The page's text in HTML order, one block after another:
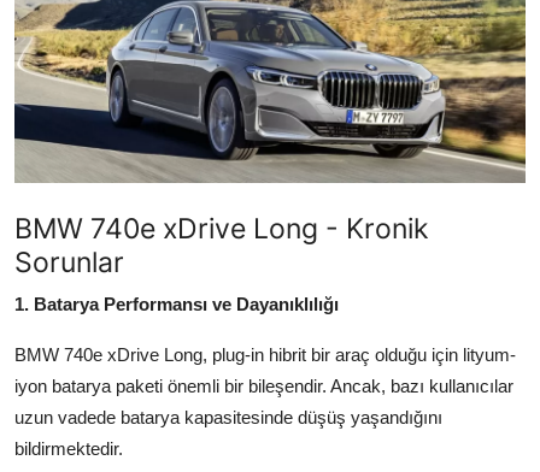
Elektrikli & Hibrit
Kiralama & Filo
Sürüş & Güvenlik
Yağlar & Sıvılar
LPG & Yakıt
Elektrik & Akü
Klima & Konfor
BMW 740e xDrive Long - Kronik
Sorunlar
1. Batarya Performansı ve Dayanıklılığı
BMW 740e xDrive Long, plug-in hibrit bir araç olduğu için lityum-
iyon batarya paketi önemli bir bileşendir. Ancak, bazı kullanıcılar
uzun vadede batarya kapasitesinde düşüş yaşandığını
bildirmektedir.